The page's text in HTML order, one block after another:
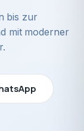
bis zur
mit moderner